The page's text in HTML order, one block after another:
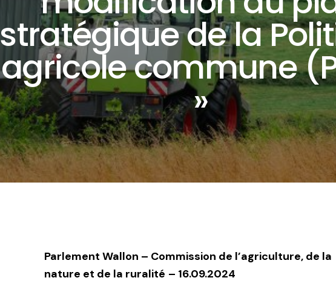
stratégique de la
agricole commune
»
Parlement Wallon – Commission de l’agriculture, de la
nature et de la ruralité – 16.09.2024